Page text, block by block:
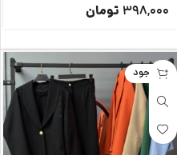
398,000 تومان
ناموجود